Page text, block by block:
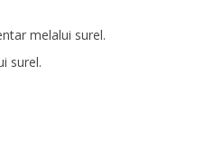
melalui surel.
surel.